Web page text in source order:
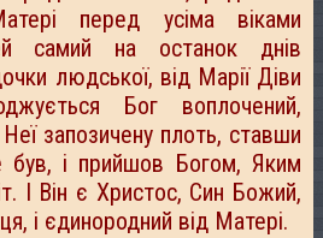
перед усіма віками
самий на останок днів
людської, від Марії Діви
Бог воплочений,
запозичену плоть, ставши
і прийшов Богом, Яким
І Він є Христос, Син Божий,
і єдинородний від Матері.